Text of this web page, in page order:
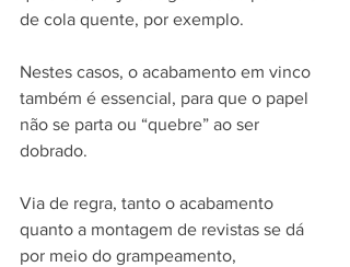
de cola quente, por exemplo.
Nestes casos, o acabamento em vinco
também é essencial, para que o papel
não se parta ou “quebre” ao ser
dobrado.
Via de regra, tanto o acabamento
quanto a montagem de revistas se dá
por meio do grampeamento,